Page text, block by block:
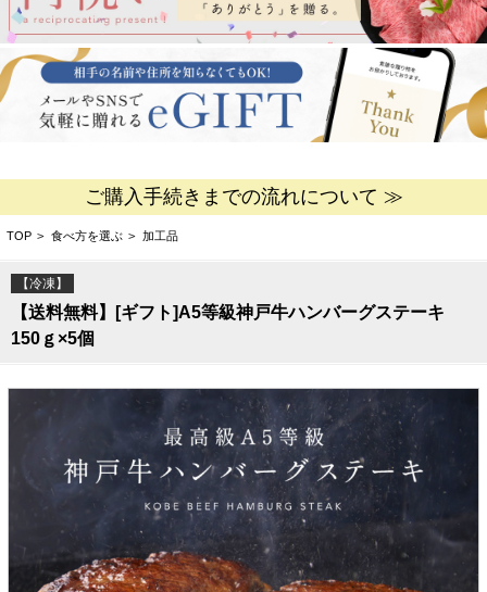
ご購入手続きまでの流れについて ≫
TOP > 食べ方を選ぶ > 加工品
【冷凍】
【送料無料】[ギフト]A5等級神戸牛ハンバーグステーキ
150ｇ×5個